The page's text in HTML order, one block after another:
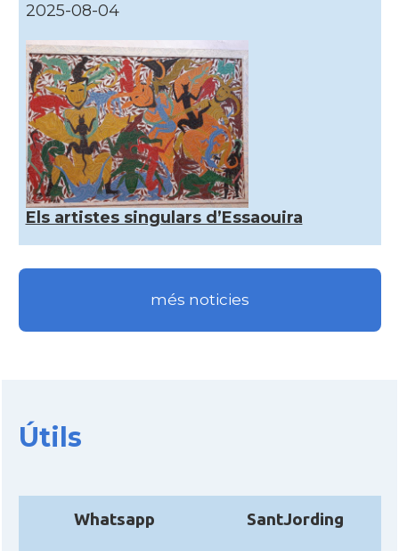
2025-08-04
Els artistes singulars d’Essaouira
més noticies
Útils
Whatsapp SantJording